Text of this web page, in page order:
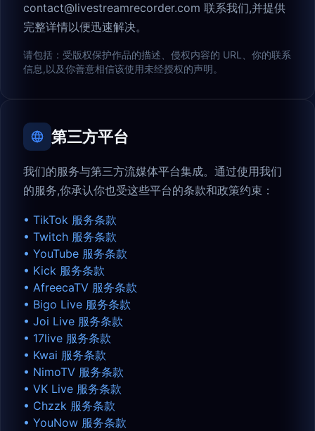
contact@livestreamrecorder.com 联系我们,并提供
完整详情以便迅速解决。
请包括：受版权保护作品的描述、侵权内容的 URL、你的联系
信息,以及你善意相信该使用未经授权的声明。
第三方平台
我们的服务与第三方流媒体平台集成。通过使用我们
的服务,你承认你也受这些平台的条款和政策约束：
• TikTok 服务条款
• Twitch 服务条款
• YouTube 服务条款
• Kick 服务条款
• AfreecaTV 服务条款
• Bigo Live 服务条款
• Joi Live 服务条款
• 17live 服务条款
• Kwai 服务条款
• NimoTV 服务条款
• VK Live 服务条款
• Chzzk 服务条款
• YouNow 服务条款